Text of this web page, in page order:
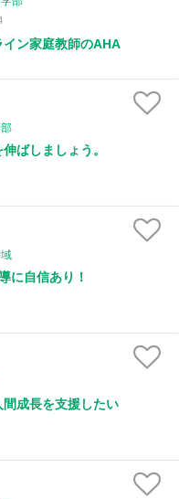
イン家庭教師のAHA
ばしましょう。
に自信あり！
成長を支援したい